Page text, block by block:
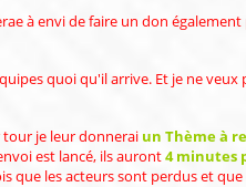
à envi de faire un don
quoi qu'il arrive. Et je ne
tour je leur donnerai un Thème à
est lancé, ils auront4 minutes
que les acteurs sont perdus et